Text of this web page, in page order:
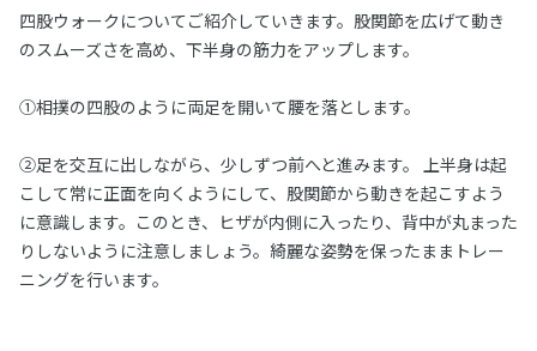
四股ウォークについてご紹介していきます。股関節を広げて動き
のスムーズさを高め、下半身の筋力をアップします。
①相撲の四股のように両足を開いて腰を落とします。
②足を交互に出しながら、少しずつ前へと進みます。 上半身は起
こして常に正面を向くようにして、股関節から動きを起こすよう
に意識します。このとき、ヒザが内側に入ったり、背中が丸まった
りしないように注意しましょう。綺麗な姿勢を保ったままトレー
ニングを行います。